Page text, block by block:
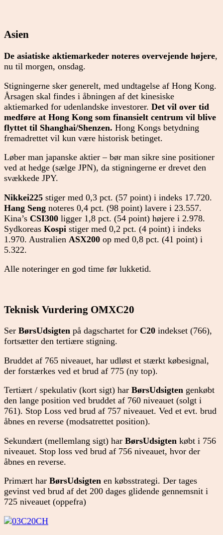
Asien
De asiatiske aktiemarkeder noteres overvejende højere,
nu til morgen, onsdag.
Stigningerne sker generelt, med undtagelse af Hong Kong.
Årsagen skal findes i åbningen af det kinesiske
aktiemarked for udenlandske investorer. Det vil over tid
medføre at Hong Kong som finansielt centrum vil blive
flyttet til Shanghai/Shenzen. Hong Kongs betydning
fremadrettet vil kun være historisk betinget.
Løber man japanske aktier – bør man sikre sine positioner
ved at hedge (sælge JPN), da stigningerne er drevet den
svækkede JPY.
Nikkei225 stiger med 0,3 pct. (57 point) i indeks 17.720.
Hang Seng noteres 0,4 pct. (98 point) lavere i 23.557.
Kina’s CSI300 ligger 1,8 pct. (54 point) højere i 2.978.
Sydkoreas Kospi stiger med 0,2 pct. (4 point) i indeks
1.970. Australien ASX200 op med 0,8 pct. (41 point) i
5.322.
Alle noteringer en god time før lukketid.
Teknisk Vurdering OMXC20
Ser BørsUdsigten på dagschartet for C20 indekset (766),
fortsætter den tertiære stigning.
Bruddet af 765 niveauet, har udløst et stærkt købesignal,
der forstærkes ved et brud af 775 (ny top).
Tertiært / spekulativ (kort sigt) har BørsUdsigten genkøbt
den lange position ved bruddet af 760 niveauet (solgt i
761). Stop Loss ved brud af 757 niveauet. Ved et evt. brud
åbnes en reverse (modsatrettet position).
Sekundært (mellemlang sigt) har BørsUdsigten købt i 756
niveauet. Stop loss ved brud af 756 niveauet, hvor der
åbnes en reverse.
Primært har BørsUdsigten en købsstrategi. Der tages
gevinst ved brud af det 200 dages glidende gennemsnit i
725 niveauet (oppefra)